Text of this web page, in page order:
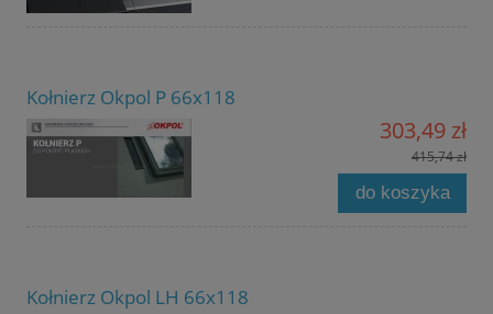
Kołnierz Okpol P 66x118
303,49 zł
415,74 zł
do koszyka
Kołnierz Okpol LH 66x118